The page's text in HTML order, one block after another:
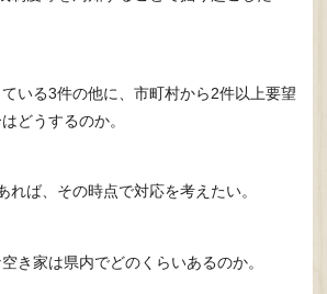
いる3件の他に、市町村から2件以上要望
どうするのか。
ば、その時点で対応を考えたい。
き家は県内でどのくらいあるのか。